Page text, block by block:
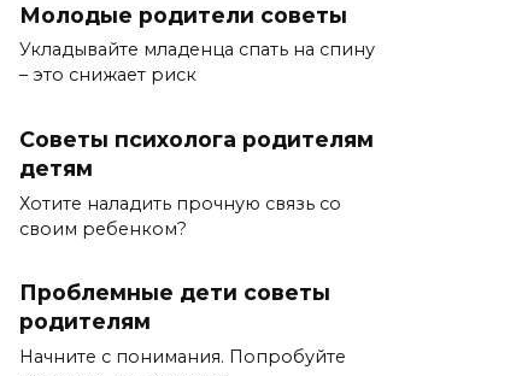
Молодые родители советы
Укладывайте младенца спать на спину
– это снижает риск
Советы психолога родителям
детям
Хотите наладить прочную связь со
своим ребенком?
Проблемные дети советы
родителям
Начните с понимания. Попробуйте